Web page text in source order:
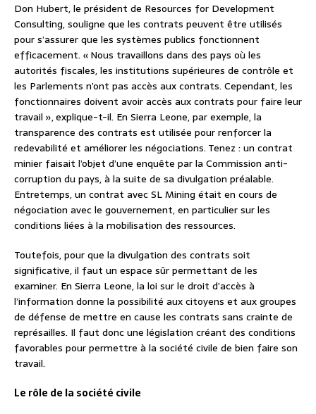
Don Hubert, le président de Resources for Development
Consulting, souligne que les contrats peuvent être utilisés
pour s’assurer que les systèmes publics fonctionnent
efficacement. « Nous travaillons dans des pays où les
autorités fiscales, les institutions supérieures de contrôle et
les Parlements n’ont pas accès aux contrats. Cependant, les
fonctionnaires doivent avoir accès aux contrats pour faire leur
travail », explique-t-il. En Sierra Leone, par exemple, la
transparence des contrats est utilisée pour renforcer la
redevabilité et améliorer les négociations. Tenez : un contrat
minier faisait l’objet d’une enquête par la Commission anti-
corruption du pays, à la suite de sa divulgation préalable.
Entretemps, un contrat avec SL Mining était en cours de
négociation avec le gouvernement, en particulier sur les
conditions liées à la mobilisation des ressources.
Toutefois, pour que la divulgation des contrats soit
significative, il faut un espace sûr permettant de les
examiner. En Sierra Leone, la loi sur le droit d’accès à
l’information donne la possibilité aux citoyens et aux groupes
de défense de mettre en cause les contrats sans crainte de
représailles. Il faut donc une législation créant des conditions
favorables pour permettre à la société civile de bien faire son
travail.
Le rôle de la société civile